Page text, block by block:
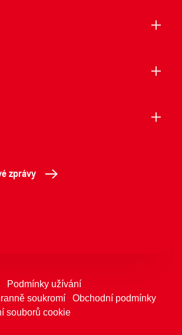
zprávy
Podmínky užívání
soukromí
Obchodní podmínky
souborů cookie